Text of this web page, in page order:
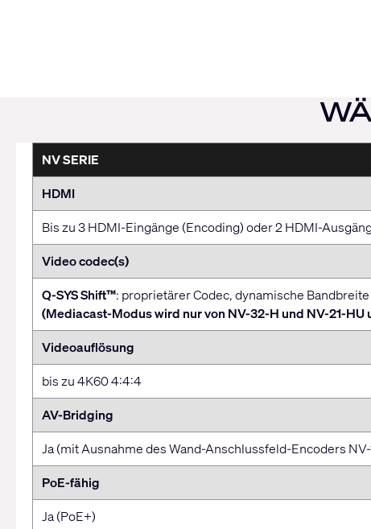
NV SERIE
HDMI
Bis zu 3 HDMI-Eingänge (Encoding) oder 2 HDMI-
Video codec(s)
Q-SYS Shift™: proprietärer Codec, dynamische Bandbreite
(Mediacast-Modus wird nur von NV-32-H und NV-21-HU
Videoauflösung
bis zu 4K60 4:4:4
AV-Bridging
Ja (mit Ausnahme des Wand-Anschlussfeld-Encoders
PoE-fähig
Ja (PoE+)